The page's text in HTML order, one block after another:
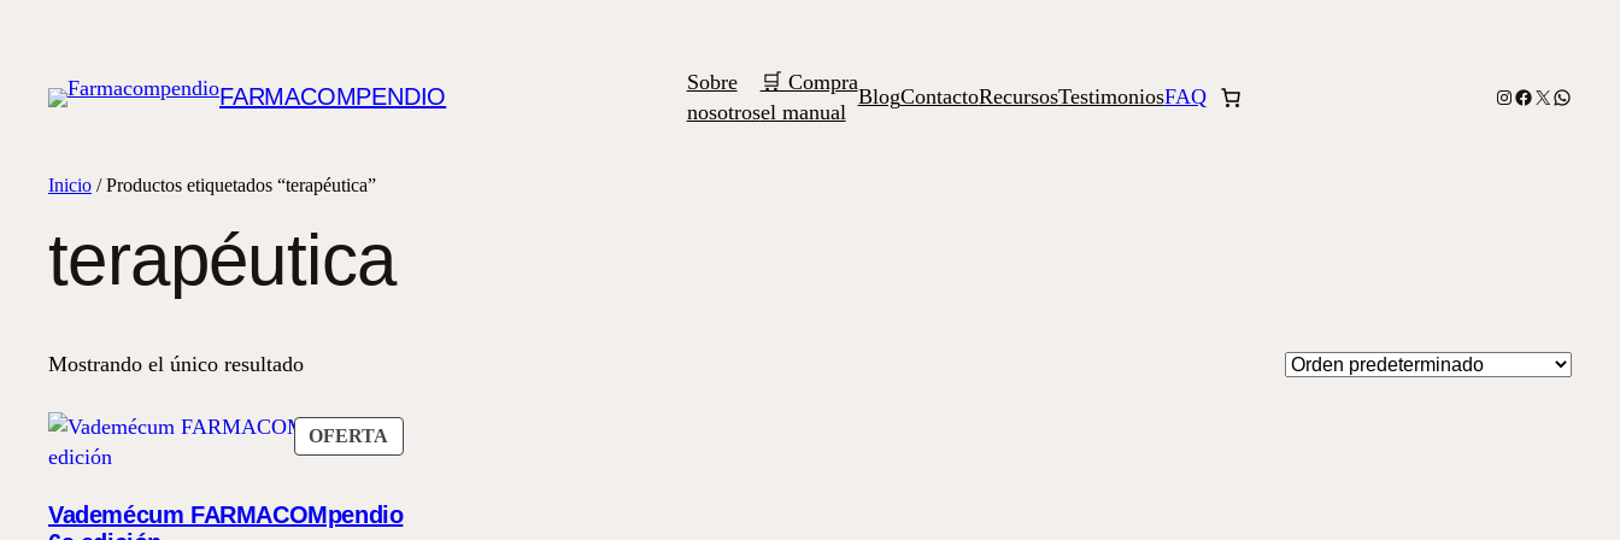
FARMACOMPENDIO
Sobre
nosotros
🛒 Compra
el manual
BlogContactoRecursosTestimoniosFAQ Instagram
Facebook
X
Inicio / Productos etiquetados “terapéutica”
terapéutica
Mostrando el único resultado
OFERTA
EN
Vademécum FARMACOMpendio